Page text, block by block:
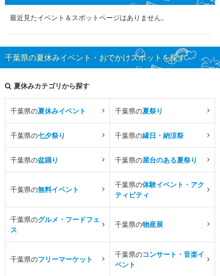
最近見たイベント＆スポットページはありません。
千葉県の夏休みイベント・おでかけスポットを探す
夏休みカテゴリから探す
千葉県の夏休みイベント 千葉県の夏祭り
千葉県の七夕祭り 千葉県の縁日・納涼祭
千葉県の盆踊り 千葉県の屋台のある夏祭り
千葉県の無料イベント
千葉県の体験イベント・アク
ティビティ
千葉県のグルメ・フードフェ
ス
千葉県の物産展
千葉県のフリーマーケット
千葉県のコンサート・音楽イ
ベント